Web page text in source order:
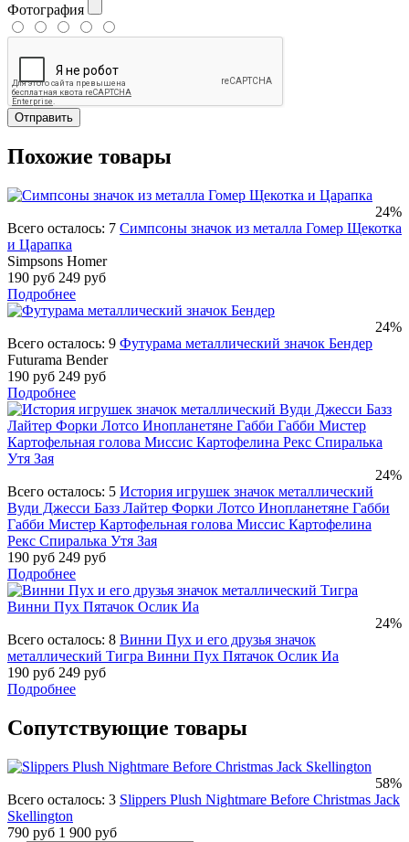
Фотография
Отправить
Похожие товары
24%
Всего осталось: 7 Симпсоны значок из металла Гомер Щекотка
и Царапка
Simpsons Homer
190 руб 249 руб
Подробнее
24%
Всего осталось: 9 Футурама металлический значок Бендер
Futurama Bender
190 руб 249 руб
Подробнее
24%
Всего осталось: 5 История игрушек значок металлический
Вуди Джесси Базз Лайтер Форки Лотсо Инопланетяне Габби
Габби Мистер Картофельная голова Миссис Картофелина
Рекс Спиралька Утя Зая
190 руб 249 руб
Подробнее
24%
Всего осталось: 8 Винни Пух и его друзья значок
металлический Тигра Винни Пух Пятачок Ослик Иа
190 руб 249 руб
Подробнее
Сопутствующие товары
58%
Всего осталось: 3 Slippers Plush Nightmare Before Christmas Jack
Skellington
790 руб 1 900 руб